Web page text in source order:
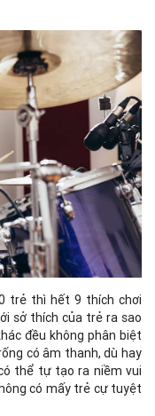
trẻ thì hết 9 thích chơi
sở thích của trẻ ra sao
đều không phân biệt
có âm thanh, dù hay
thể tự tạo ra niềm vui
có mấy trẻ cự tuyệt